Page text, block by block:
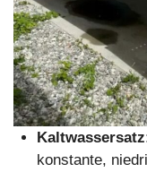
konstante,